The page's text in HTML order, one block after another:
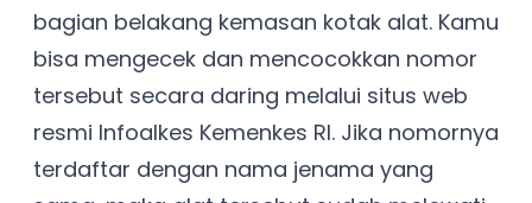
bagian belakang kemasan kotak alat. Kamu
bisa mengecek dan mencocokkan nomor
tersebut secara daring melalui situs web
resmi Infoalkes Kemenkes RI. Jika nomornya
terdaftar dengan nama jenama yang